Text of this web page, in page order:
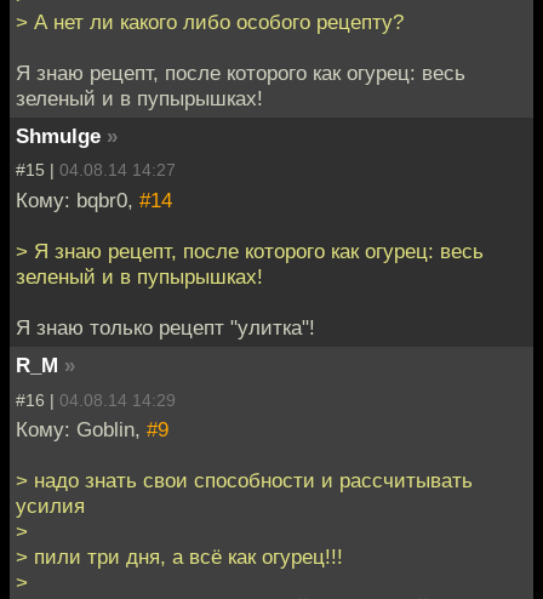
> А нет ли какого либо особого рецепту?
Я знаю рецепт, после которого как огурец: весь
зеленый и в пупырышках!
Shmulge »
#15 | 04.08.14 14:27
Кому: bqbr0, #14
> Я знаю рецепт, после которого как огурец: весь
зеленый и в пупырышках!
Я знаю только рецепт "улитка"!
R_M »
#16 | 04.08.14 14:29
Кому: Goblin, #9
> надо знать свои способности и рассчитывать
усилия
>
> пили три дня, а всё как огурец!!!
>